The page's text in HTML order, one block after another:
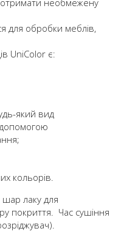
отримати необмежену
для обробки меблів,
UniColor є:
який вид
кольорів.
лаку для
покриття. Час сушіння